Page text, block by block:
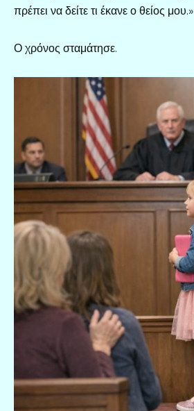
πρέπει να δείτε τι έκανε ο θείος μου.»
Ο χρόνος σταμάτησε.